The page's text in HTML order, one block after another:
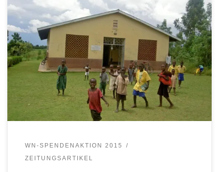
Am Anfang der Uganda-Hilfe St. Mauritz stand die
Freundschaft zu einem afrikanischen Priester -Klaus
Baumeister- Münster – Wie kommt ein Verein aus Münster
auf die Idee, seit rund 25 Jahren im Norden Ugandas aktiv
zu sein und immer wieder Hilfsprojekte zum Aufbau eines
ganzen Dorfes zu leisten?
WN-SPENDENAKTION 2015
ZEITUNGSARTIKEL